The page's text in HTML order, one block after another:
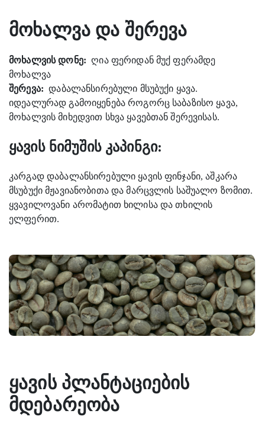
მოხალვა და შერევა
მოხალვის დონე:ღია ფერიდან მუქ ფერამდე
მოხალვა
შერევა:დაბალანსირებული მსუბუქი ყავა.
იდეალურად გამოიყენება როგორც საბაზისო ყავა,
მოხალვის მიხედვით სხვა ყავებთან შერევისას.
ყავის ნიმუშის კაპინგი:
კარგად დაბალანსირებული ყავის ფინჯანი, აშკარა
მსუბუქი მჟავიანობითა და მარცვლის საშუალო ზომით.
ყვავილოვანი არომატით ხილისა და თხილის
ელფერით.
ყავის პლანტაციების
მდებარეობა